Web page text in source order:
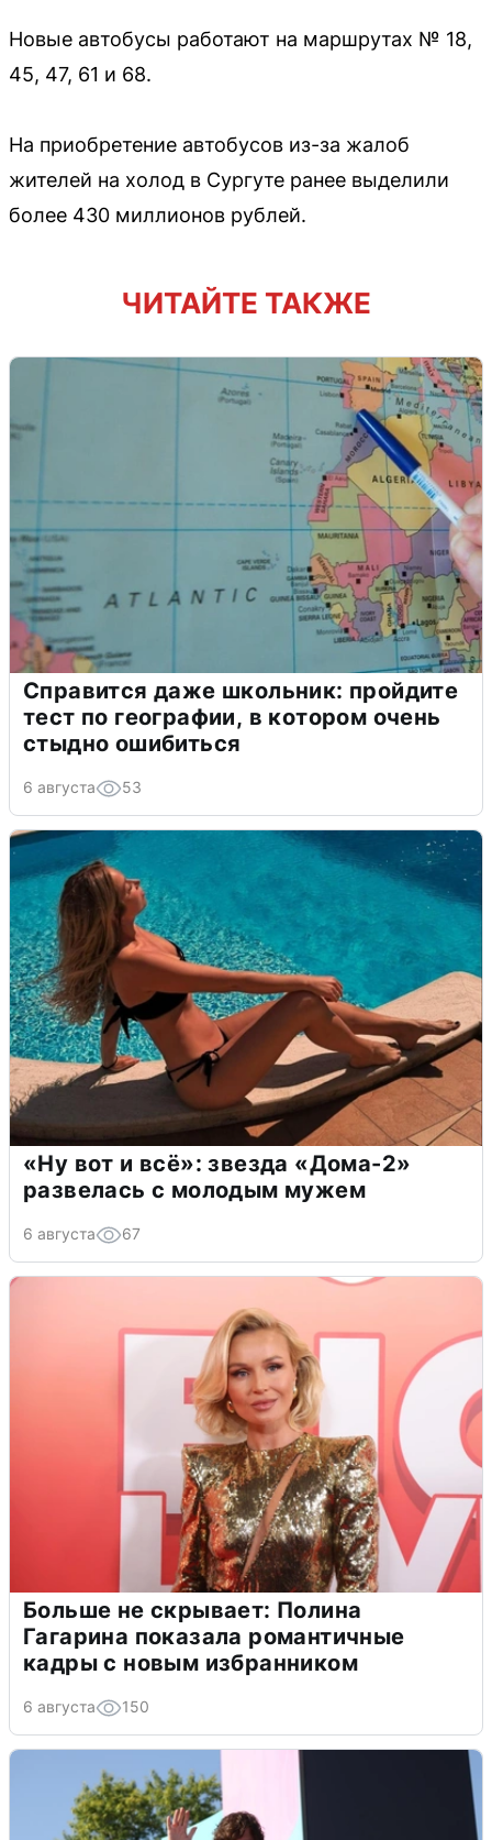
Новые автобусы работают на маршрутах № 18,
45, 47, 61 и 68.
На приобретение автобусов из-за жалоб
жителей на холод в Сургуте ранее выделили
более 430 миллионов рублей.
ЧИТАЙТЕ ТАКЖЕ
Справится даже школьник: пройдите
тест по географии, в котором очень
стыдно ошибиться
6 августа 53
«Ну вот и всё»: звезда «Дома-2»
развелась с молодым мужем
6 августа 67
Больше не скрывает: Полина
Гагарина показала романтичные
кадры с новым избранником
6 августа 150